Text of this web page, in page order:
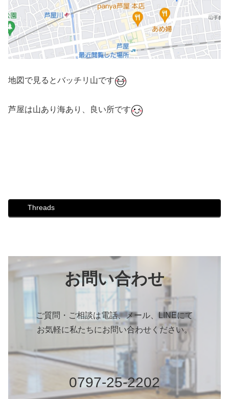
地図で見るとバッチリ山です
芦屋は山あり海あり、良い所です
Threads
お問い合わせ
ご質問・ご相談は電話、メール、LINEにて
お気軽に私たちにお問い合わせください。
0797-25-2202